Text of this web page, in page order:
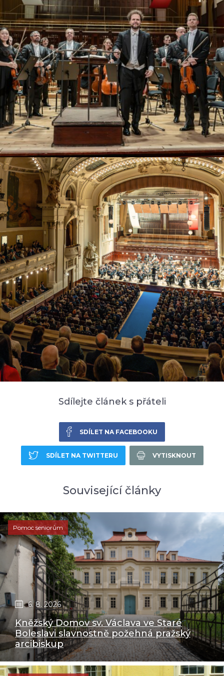
Sdílejte článek s přáteli
SDÍLET NA FACEBOOKU
SDÍLET NA TWITTERU VYTISKNOUT
Související články
Pomoc seniorům
6. 8. 2026
Kněžský Domov sv. Václava ve Staré
Boleslavi slavnostně požehná pražský
arcibiskup